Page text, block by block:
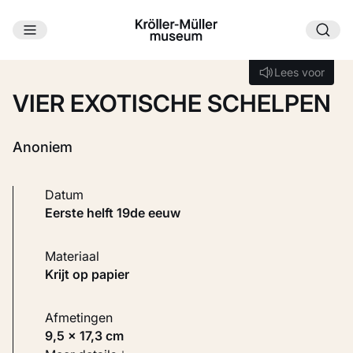
Ga naar hoofdinhoud
Lees voor
Lees voor
VIER EXOTISCHE SCHELPEN
Anoniem
Datum
eerste helft 19de eeuw
Materiaal
Krijt op papier
Afmetingen
9,5 × 17,3 cm